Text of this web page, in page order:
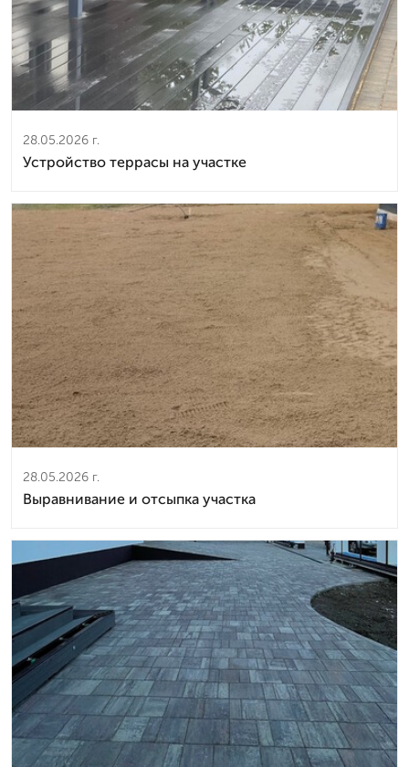
28.05.2026 г.
Устройство террасы на участке
28.05.2026 г.
Выравнивание и отсыпка участка